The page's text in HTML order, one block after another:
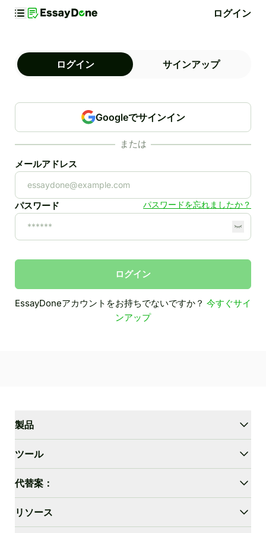
ログイン
ログイン サインアップ
Googleでサインイン
または
メールアドレス
パスワード パスワードを忘れましたか？
ログイン
EssayDoneアカウントをお持ちでないですか？ 今すぐサイ
ンアップ
製品
ヒューマナイザー
ツール
AI翻訳
GPTZeroを回避
代替案：
Undetectable.ai
リソース